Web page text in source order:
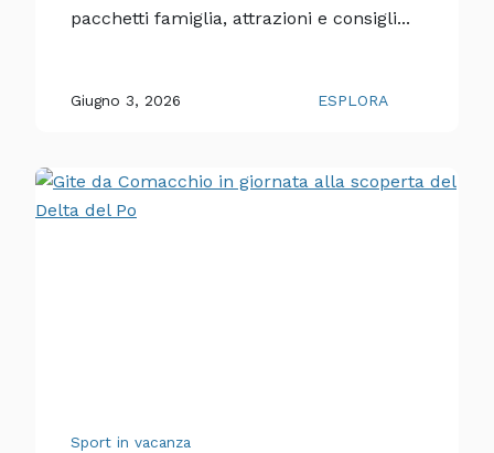
pacchetti famiglia, attrazioni e consigli...
Giugno 3, 2026 ESPLORA
Sport in vacanza